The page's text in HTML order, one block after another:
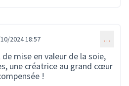
2024 18:57 …
mise en valeur de la soie,
une créatrice au grand cœur
!